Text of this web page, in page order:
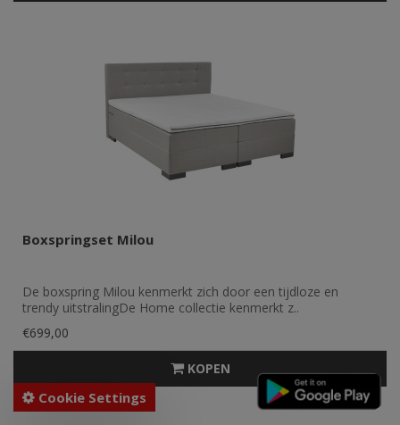
Boxspringset Milou
De boxspring Milou kenmerkt zich door een tijdloze en
trendy uitstralingDe Home collectie kenmerkt z..
€699,00
KOPEN
Cookie Settings